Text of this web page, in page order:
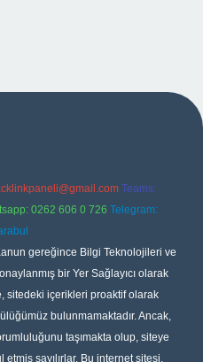
Teams:
0262 606 0 726 Telegram:
gereğince Bilgi Teknolojileri ve
bir Yer Sağlayıcı olarak
sitedeki içerikleri proaktif olarak
bulunmamaktadır. Ancak,
taşımakta olup, siteye
sayılırlar. Bu internet sitesi,